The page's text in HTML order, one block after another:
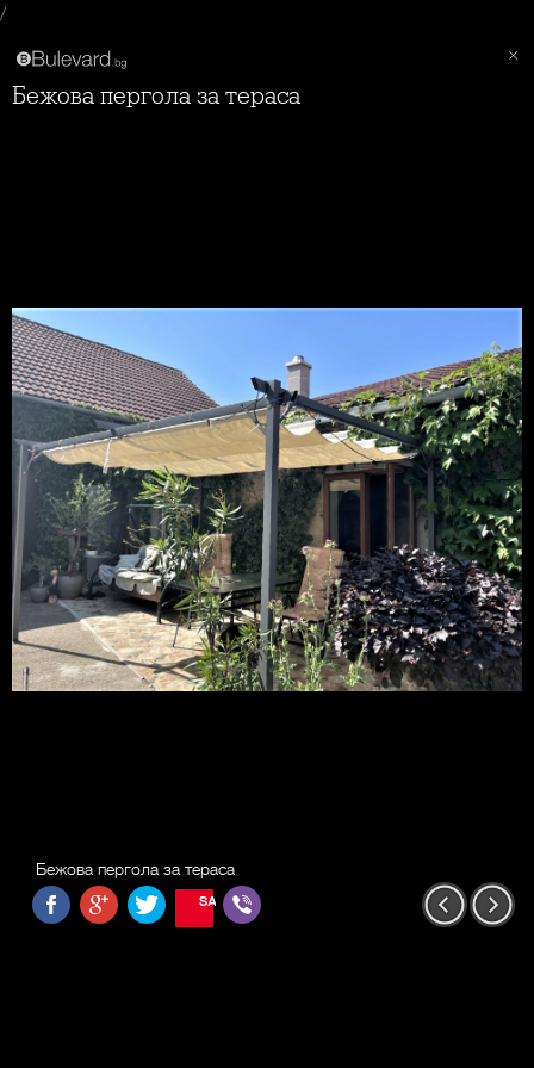
/
Бежова пергола за тераса
Бежова пергола за тераса
SAVE